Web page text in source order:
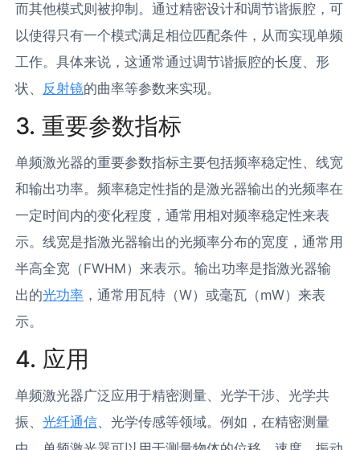
而其他模式则被抑制。通过精密设计和调节谐振腔，可
以使得只有一个模式满足相位匹配条件，从而实现单频
工作。具体来说，这通常通过调节谐振腔的长度、形
状、 反射镜的曲率等参数来实现。
3. 重要参数指标
单频激光器的重要参数指标主要包括频率稳定性、线宽
和输出功率。频率稳定性指的是激光器输出的光频率在
一定时间内的变化程度，通常用相对频率稳定性来表
示。线宽是指激光器输出的光频率分布的宽度，通常用
半高全宽（FWHM）来表示。输出功率是指激光器输
出的光功率 ，通常用瓦特（W）或毫瓦（mW）来表
示。
4. 应用
单频激光器广泛应用于精密测量、光学干涉、光学共
振、光纤通信、光学传感等领域。例如，在精密测量